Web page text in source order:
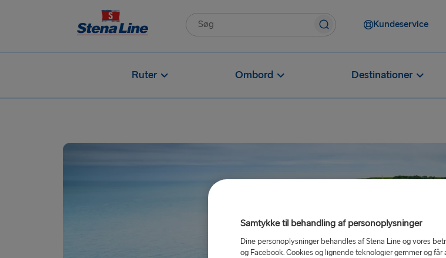
Kundeservice
Ruter Ombord Destinationer
Samtykke til behandling af personoplysninger
Dine personoplysninger behandles af Stena Line og vores
og Facebook. Cookies og lignende teknologier gemmer og